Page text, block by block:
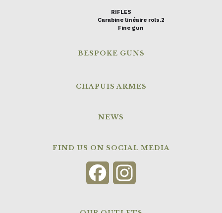
RIFLES
Carabine linéaire rols.2
Fine gun
BESPOKE GUNS
CHAPUIS ARMES
NEWS
FIND US ON SOCIAL MEDIA
Facebook